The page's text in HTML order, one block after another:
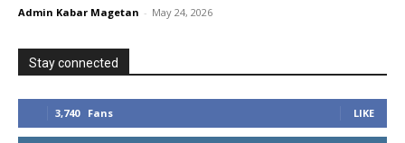
Admin Kabar Magetan - May 24, 2026
Stay connected
3,740 Fans LIKE